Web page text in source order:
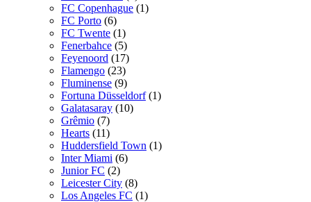
FC Copenhague (1)
FC Porto (6)
FC Twente (1)
Fenerbahce (5)
Feyenoord (17)
Flamengo (23)
Fluminense (9)
Fortuna Düsseldorf (1)
Galatasaray (10)
Grêmio (7)
Hearts (11)
Huddersfield Town (1)
Inter Miami (6)
Junior FC (2)
Leicester City (8)
Los Angeles FC (1)